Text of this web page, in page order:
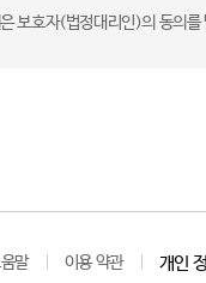
보호자(법정대리인)의 동의
말 이용 약관 개인